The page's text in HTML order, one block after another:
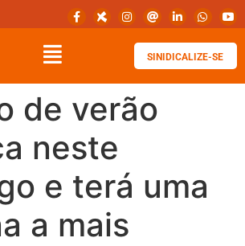
SINIDICALIZE-SE
de verão
neste
e terá uma
a mais